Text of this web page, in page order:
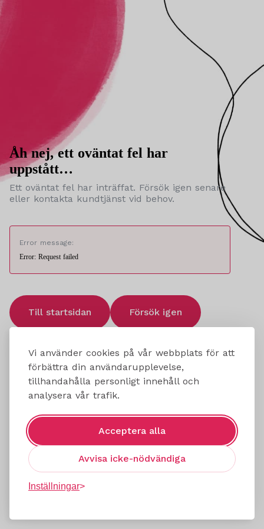
Vi använder cookies på vår webbplats för att
förbättra din användarupplevelse,
tillhandahålla personligt innehåll och
analysera vår trafik.
Acceptera alla
Avvisa icke-nödvändiga
Inställningar
Åh nej, ett oväntat fel har
uppstått…
Ett oväntat fel har inträffat. Försök igen senare
eller kontakta kundtjänst vid behov.
Error message:
Error: Request failed
Till startsidan Försök igen